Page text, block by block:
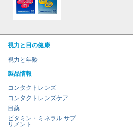
視力と目の健康
視力と年齢
製品情報
コンタクトレンズ
コンタクトレンズケア
目薬
ビタミン・ミネラル サプ
リメント